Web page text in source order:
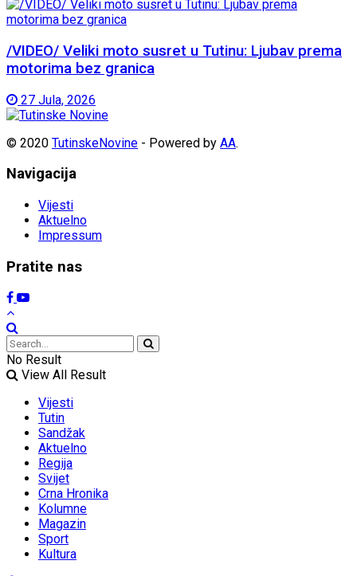
/VIDEO/ Veliki moto susret u Tutinu: Ljubav prema
motorima bez granica
27 Jula, 2026
© 2020 TutinskeNovine - Powered by AA.
Navigacija
Vijesti
Aktuelno
Impressum
Pratite nas
No Result
View All Result
Vijesti
Tutin
Sandžak
Aktuelno
Regija
Svijet
Crna Hronika
Kolumne
Magazin
Sport
Kultura